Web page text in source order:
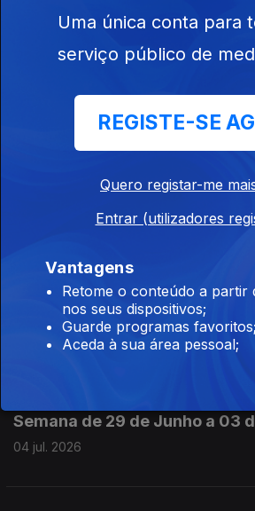
Tribes/Sheenasha”
09 jul. 2026
Johnny Cash e “Tennessee
08 jul. 2026
Johnny Horton e “The Battle
Jimmy Driftwood e “Peter
06 jul. 2026
Semana de 29 de Junho a 03
04 jul. 2026
Uma única conta para
serviço público de
REGISTE-SE
Quero registar-me
Entrar (utilizadores
Vantagens
Retome o conteúdo a partir
nos seus dispositivos;
Guarde programas favoritos;
Aceda à sua área pessoal;